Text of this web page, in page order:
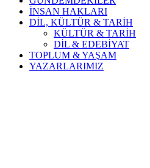
İNSAN HAKLARI
DİL, KÜLTÜR & TARİH
KÜLTÜR & TARİH
DİL & EDEBİYAT
TOPLUM & YAŞAM
YAZARLARIMIZ